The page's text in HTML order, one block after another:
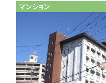
マンション